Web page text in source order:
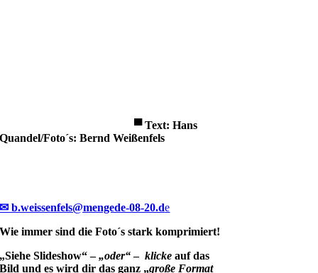
▀Text: Hans
Quandel/Foto´s: Bernd Weißenfels
✉ b.weissenfels@mengede-08-20.de
Wie immer sind die Foto´s stark komprimiert!
„Siehe Slideshow“ –„oder“– klicke auf das
Bild und es wird dir das ganz „große Format